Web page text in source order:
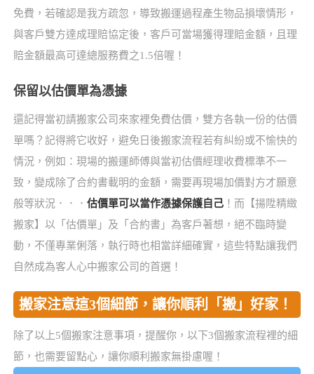
免費，若確認是我方疏忽，導致搬運過程產生物品損壞情形，
與客戶雙方達成理賠協定後，客戶可當場獲得理賠金額，且理
賠金額最高可達總服務費之1.5倍喔！
保留以估價單為憑據
還記得當初請搬家公司來家裡免費估價，雙方各執一份的估價
單嗎？記得將它收好，避免日後搬家流程若有糾紛或不愉快的
情況，例如：現場的搬運師傅與當初估價經理收費標準不一
致，變成除了合約書載明的金額，需要再現場加價對方才願意
般等狀況．．． 估價單可以當作憑據保護自己！而【揚陞精緻
搬家】以「估價單」及「合約書」為客戶著想，絕不臨時變
動，不僅專業俐落，執行時也相當詳細確實，這些特點讓我們
自然成為客人心中搬家公司的首選！
搬家注意這3個細節，讓你順利「搬」好家！
除了以上5個搬家注意事項，提醒你，以下3個搬家流程裡的細
節，也需要留點心，讓你順利搬家無掛慮喔！